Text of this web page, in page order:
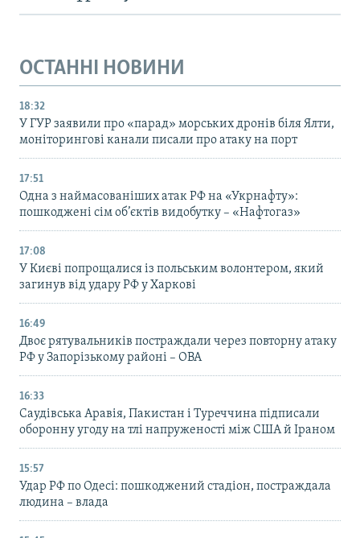
ОСТАННІ НОВИНИ
18:32
У ГУР заявили про «парад» морських дронів біля Ялти,
моніторингові канали писали про атаку на порт
17:51
Одна з наймасованіших атак РФ на «Укрнафту»:
пошкоджені сім об’єктів видобутку – «Нафтогаз»
17:08
У Києві попрощалися із польським волонтером, який
загинув від удару РФ у Харкові
16:49
Двоє рятувальників постраждали через повторну атаку
РФ у Запорізькому районі – ОВА
16:33
Саудівська Аравія, Пакистан і Туреччина підписали
оборонну угоду на тлі напруженості між США й Іраном
15:57
Удар РФ по Одесі: пошкоджений стадіон, постраждала
людина – влада